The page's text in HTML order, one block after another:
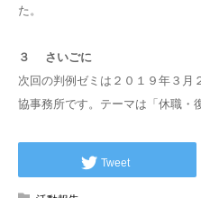
た。
３ さいごに
次回の判例ゼミは２０１９年３月
協事務所です。テーマは「休職・
Tweet